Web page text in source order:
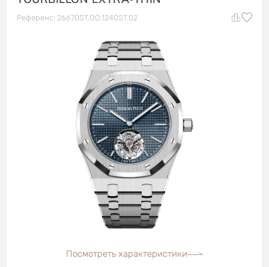
Референс: 26670ST.OO.1240ST.02
Посмотреть характеристики